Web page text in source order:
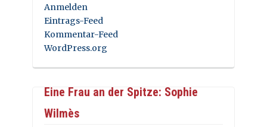
Anmelden
Eintrags-Feed
Kommentar-Feed
WordPress.org
Eine Frau an der Spitze: Sophie
Wilmès